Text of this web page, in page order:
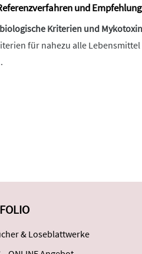
und
Kriterien und
für nahezu alle
& Loseblattwerke